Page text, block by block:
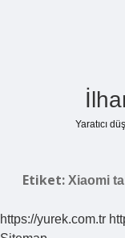
Yaratıcı
Etiket: Xiaomi
https://yurek.com.tr